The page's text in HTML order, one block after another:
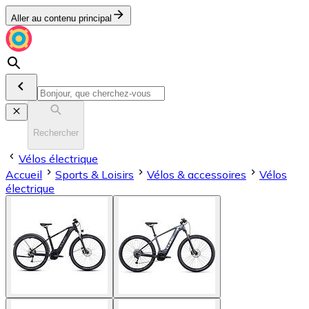
Aller au contenu principal
Rechercher
Vélos électrique
Accueil
Sports & Loisirs Vélos & accessoires
Vélos
électrique